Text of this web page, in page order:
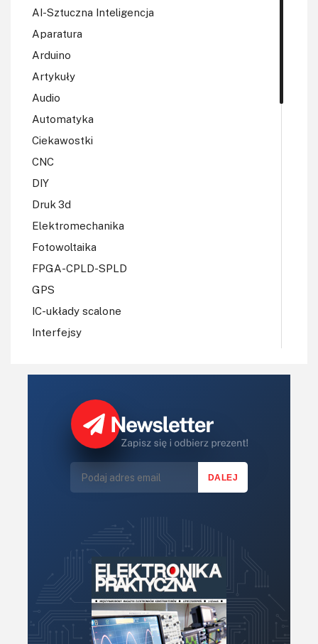
AI-Sztuczna Inteligencja
Aparatura
Arduino
Artykuły
Audio
Automatyka
Ciekawostki
CNC
DIY
Druk 3d
Elektromechanika
Fotowoltaika
FPGA-CPLD-SPLD
GPS
IC-układy scalone
Interfejsy
Konkursy
LED/LCD/OLED
Mechatronika
Mikrokontrolery (MCV,μC)
Optoelektronika
Podstawy elektroniki
Podzespoły bierne